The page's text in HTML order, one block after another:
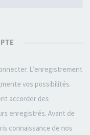
L’enregistrement
vos possibilités.
accorder des
enregistrés. Avant de
connaissance de nos